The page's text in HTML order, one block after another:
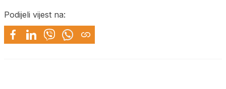
Podijeli vijest na: